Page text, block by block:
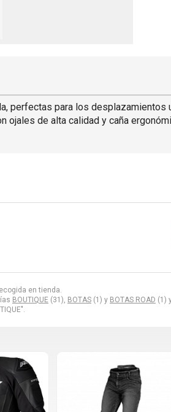
en tienda.
BOUTIQUE (31), BOTAS (1) y BOTAS ROAD (1)
perfectas para los
de alta calidad y caña